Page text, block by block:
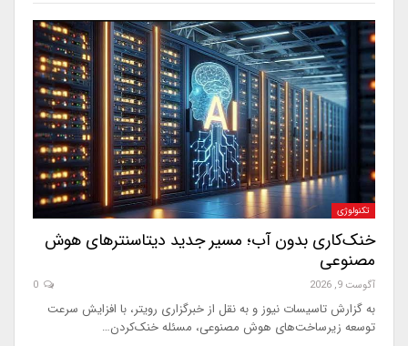
تکنولوژی
خنک‌کاری بدون آب؛ مسیر جدید دیتاسنترهای هوش
مصنوعی
آگوست 9, 2026
به گزارش تاسیسات نیوز و به نقل از خبرگزاری رویتر، با افزایش سرعت
توسعه زیرساخت‌های هوش مصنوعی، مسئله خنک‌کردن…